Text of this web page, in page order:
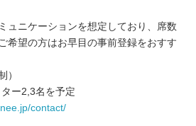
ュニケーションを想定しており、席数
希望の方はお早目の事前登録をおすす
）
ー2,3名を予定
contact/